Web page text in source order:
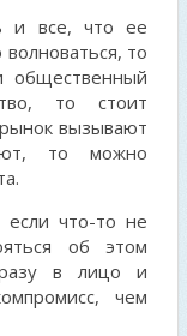
и все, что ее
то
общественный
то стоит
вызывают
то можно
что-то не
об этом
в лицо и
чем